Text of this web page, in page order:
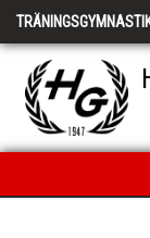
INFORMATION